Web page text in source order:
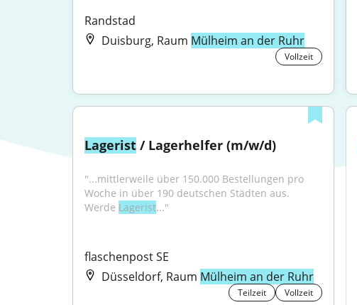
Randstad
Duisburg, Raum Mülheim an der Ruhr
Vollzeit
Lagerist / Lagerhelfer (m/w/d)
"...mittlerweile über 150.000 Bestellungen pro
Woche in über 190 deutschen Städten aus.
Werde Lagerist..."
flaschenpost SE
Düsseldorf, Raum Mülheim an der Ruhr
Teilzeit Vollzeit